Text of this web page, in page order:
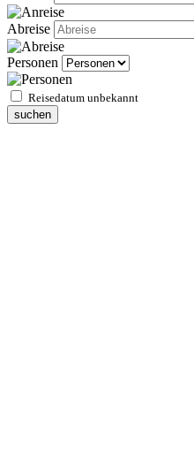
Abreise
Personen
Reisedatum unbekannt
suchen